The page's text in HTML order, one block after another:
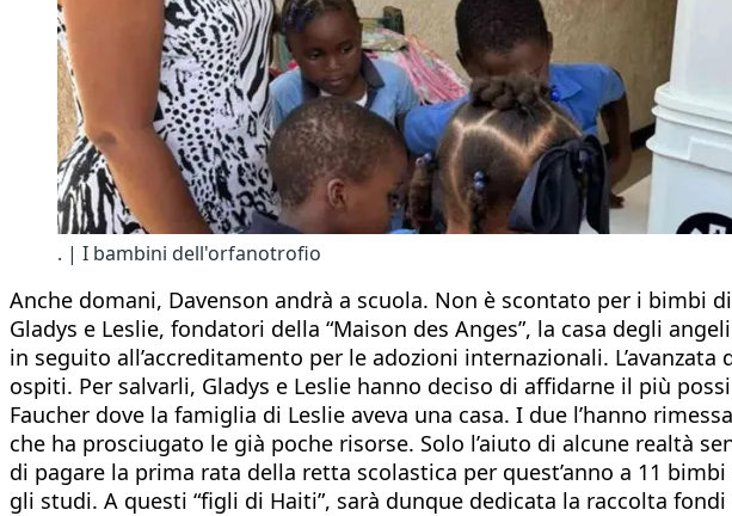
. | I bambini dell'orfanotrofio
Anche domani, Davenson andrà a scuola. Non è scontato per i bimbi
Gladys e Leslie, fondatori della “Maison des Anges”, la casa degli
in seguito all’accreditamento per le adozioni internazionali.
ospiti. Per salvarli, Gladys e Leslie hanno deciso di affidarne il più
Faucher dove la famiglia di Leslie aveva una casa. I due l’hanno
che ha prosciugato le già poche risorse. Solo l’aiuto di alcune realtà
di pagare la prima rata della retta scolastica per quest’anno a 11
gli studi. A questi “figli di Haiti”, sarà dunque dedicata la raccolta fondi